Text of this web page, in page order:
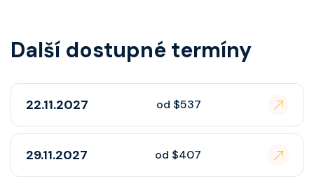
Další dostupné termíny
22.11.2027 od $537
29.11.2027 od $407